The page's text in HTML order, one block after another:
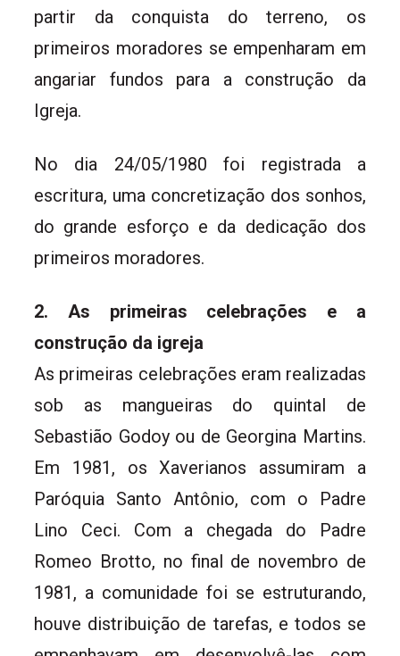
partir da conquista do terreno, os
primeiros moradores se empenharam em
angariar fundos para a construção da
Igreja.
No dia 24/05/1980 foi registrada a
escritura, uma concretização dos sonhos,
do grande esforço e da dedicação dos
primeiros moradores.
2. As primeiras celebrações e a
construção da igreja
As primeiras celebrações eram realizadas
sob as mangueiras do quintal de
Sebastião Godoy ou de Georgina Martins.
Em 1981, os Xaverianos assumiram a
Paróquia Santo Antônio, com o Padre
Lino Ceci. Com a chegada do Padre
Romeo Brotto, no final de novembro de
1981, a comunidade foi se estruturando,
houve distribuição de tarefas, e todos se